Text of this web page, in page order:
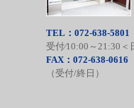
TEL：072-638-5801
受付⁄10:00～21:30
FAX：072-638-0616
（受付/終日）